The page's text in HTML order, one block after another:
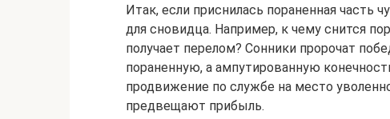
Итак, если приснилась пораненная часть
для сновидца. Например, к чему снится
получает перелом? Сонники пророчат
пораненную, а ампутированную
продвижение по службе на место
предвещают прибыль.